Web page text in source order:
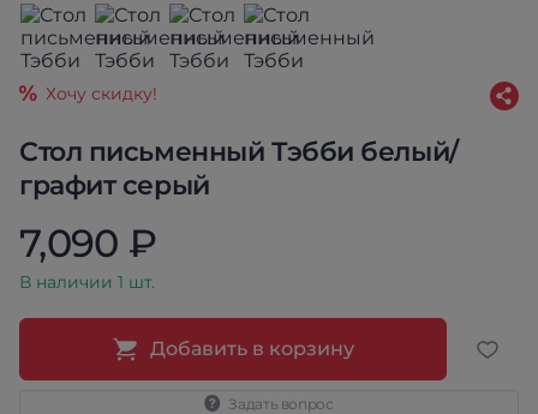
Стол письменный Тэбби белый/
графит серый
Хочу скидку!
7,090 ₽
В наличии 1 шт.
Добавить в корзину
Задать вопрос